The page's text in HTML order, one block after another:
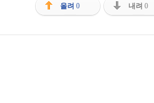
올려 0 내려 0